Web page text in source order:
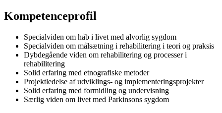
Kompetenceprofil
Specialviden om håb i livet med alvorlig sygdom
Specialviden om målsætning i rehabilitering i teori og praksis
Dybdegående viden om rehabilitering og processer i
rehabilitering
Solid erfaring med etnografiske metoder
Projektledelse af udviklings- og implementeringsprojekter
Solid erfaring med formidling og undervisning
Særlig viden om livet med Parkinsons sygdom